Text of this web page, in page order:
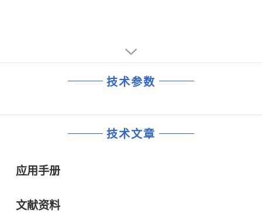
技术参数
技术文章
应用手册
文献资料